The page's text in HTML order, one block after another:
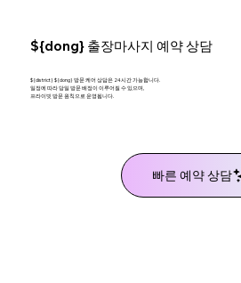
${dong} 출장마사지 예약 상담
${district} ${dong} 방문 케어 상담은 24시간 가능합니다.
일정에 따라 당일 방문 배정이 이루어질 수 있으며,
프라이빗 방문 원칙으로 운영됩니다.
빠른 예약 상담